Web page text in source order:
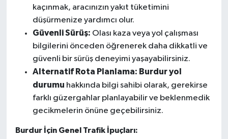
kaçınmak, aracınızın yakıt tüketimini
düşürmenize yardımcı olur.
Güvenli Sürüş: Olası kaza veya yol çalışması
bilgilerini önceden öğrenerek daha dikkatli ve
güvenli bir sürüş deneyimi yaşayabilirsiniz.
Alternatif Rota Planlama: Burdur yol
durumu hakkında bilgi sahibi olarak, gerekirse
farklı güzergahlar planlayabilir ve beklenmedik
gecikmelerin önüne geçebilirsiniz.
Burdur İçin Genel Trafik İpuçları: